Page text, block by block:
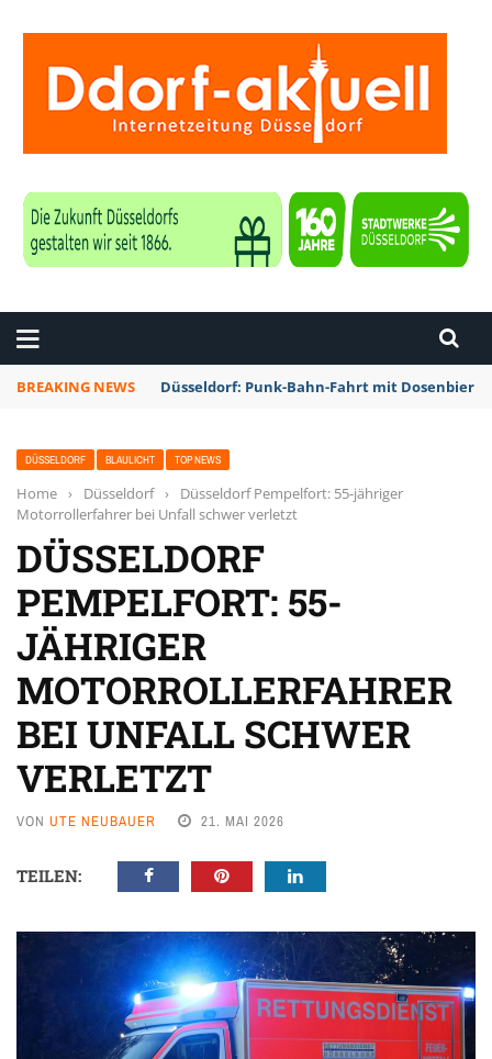
BREAKING NEWS Düsseldorf: Punk-Bahn-Fahrt mit Dosenbier
DÜSSELDORF BLAULICHT TOP NEWS
Home › Düsseldorf ›
Düsseldorf Pempelfort: 55-jähriger
Motorrollerfahrer bei Unfall schwer verletzt
DÜSSELDORF
PEMPELFORT: 55-
JÄHRIGER
MOTORROLLERFAHRER
BEI UNFALL SCHWER
VERLETZT
VON UTE NEUBAUER 21. MAI 2026
TEILEN: